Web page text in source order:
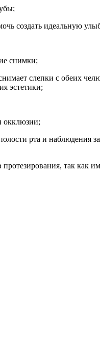
создать идеальную
снимки;
слепки с обеих
эстетики;
окклюзии;
рта и наблюдения
так как